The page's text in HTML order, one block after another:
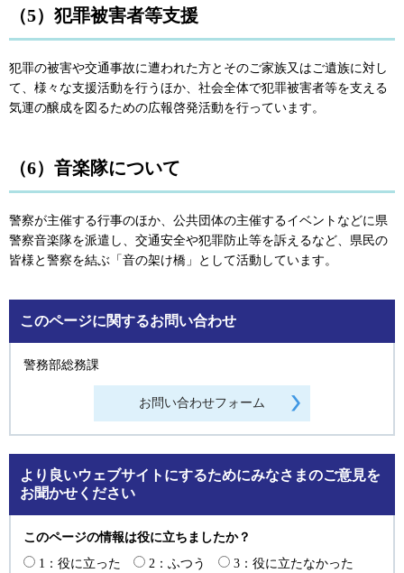
（5）犯罪被害者等支援
犯罪の被害や交通事故に遭われた方とそのご家族又はご遺族に対し
て、様々な支援活動を行うほか、社会全体で犯罪被害者等を支える
気運の醸成を図るための広報啓発活動を行っています。
（6）音楽隊について
警察が主催する行事のほか、公共団体の主催するイベントなどに県
警察音楽隊を派遣し、交通安全や犯罪防止等を訴えるなど、県民の
皆様と警察を結ぶ「音の架け橋」として活動しています。
このページに関するお問い合わせ
警務部総務課
より良いウェブサイトにするためにみなさまのご意見を
お聞かせください
このページの情報は役に立ちましたか？
1：役に立った
2：ふつう
3：役に立たなかった